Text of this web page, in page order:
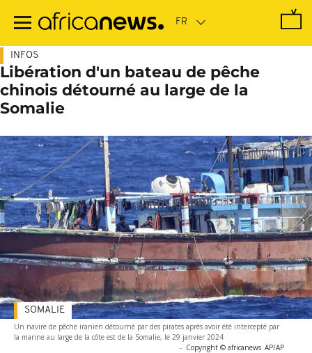
contenu
INFOS
Libération d'un bateau de pêche
chinois détourné au large de la
Somalie
Un navire de pêche iranien détourné par des pirates après avoir été intercepté par
la marine au large de la côte est de la Somalie, le 29 janvier 2024
- Copyright © africanews AP/AP
SOMALIE